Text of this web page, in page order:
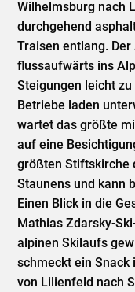
Wilhelmsburg nach
durchgehend
Traisen entlang.
flussaufwärts ins
Steigungen leicht
Betriebe laden
wartet das größte
auf eine
größten Stiftskirche
Staunens und kann
Einen Blick in die
Mathias Zdarsky-
alpinen Skilaufs
schmeckt ein
von Lilienfeld nach